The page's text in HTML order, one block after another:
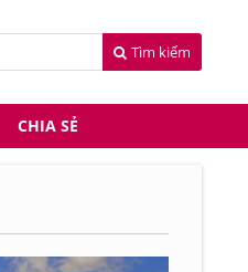
Tìm kiếm
CHIA SẺ